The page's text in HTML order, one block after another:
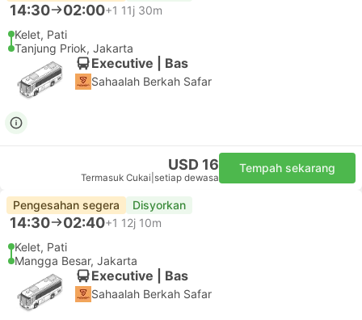
14:30 02:00+1 11j 30m
Kelet, Pati
Tanjung Priok, Jakarta
Executive | Bas
Sahaalah Berkah Safar
USD 16
Termasuk Cukai setiap dewasa
Tempah sekarang
Pengesahan segera Disyorkan
14:30 02:40+1 12j 10m
Kelet, Pati
Mangga Besar, Jakarta
Executive | Bas
Sahaalah Berkah Safar